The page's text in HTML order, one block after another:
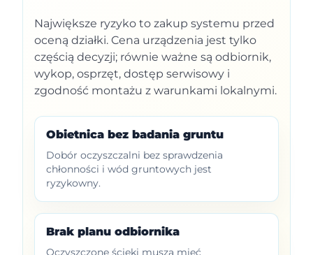
Największe ryzyko to zakup systemu przed
oceną działki. Cena urządzenia jest tylko
częścią decyzji; równie ważne są odbiornik,
wykop, osprzęt, dostęp serwisowy i
zgodność montażu z warunkami lokalnymi.
Obietnica bez badania gruntu
Dobór oczyszczalni bez sprawdzenia
chłonności i wód gruntowych jest
ryzykowny.
Brak planu odbiornika
Oczyszczone ścieki muszą mieć